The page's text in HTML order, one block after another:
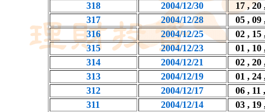
318
2004/12/30
17 ,
317
2004/12/28
05 , 09
316
2004/12/25
02 , 15
315
2004/12/23
01 , 10
314
2004/12/21
02 , 20
313
2004/12/19
01 , 24
312
2004/12/17
06 , 11
311
2004/12/14
03 , 19